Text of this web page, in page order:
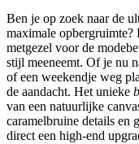
Ben je op zoek naar de
maximale opbergruimte?
metgezel voor de
stijl meeneemt. Of je nu
of een weekendje weg
de aandacht. Het unieke
van een natuurlijke
caramelbruine details en
direct een high-end